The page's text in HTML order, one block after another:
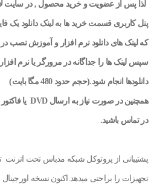
لذا پس از عضویت و خرید محصول , در سایت
پنل کاربری قسمت خرید ها به لینک دانلود یک
که لینک های دانلود نرم افزار و آموزش نصب در
سپس لینک ها را جداگانه در مرورگر یا نرم افزار
دانلودها انجام شود.(حجم حدود 480 مگا بایت)
همچنین در صورت نیاز به ارسال DVD یا فاکتور
در تماس باشید.
تجهیزات را براحتی میدهد.اکنون نسخه اورجینال